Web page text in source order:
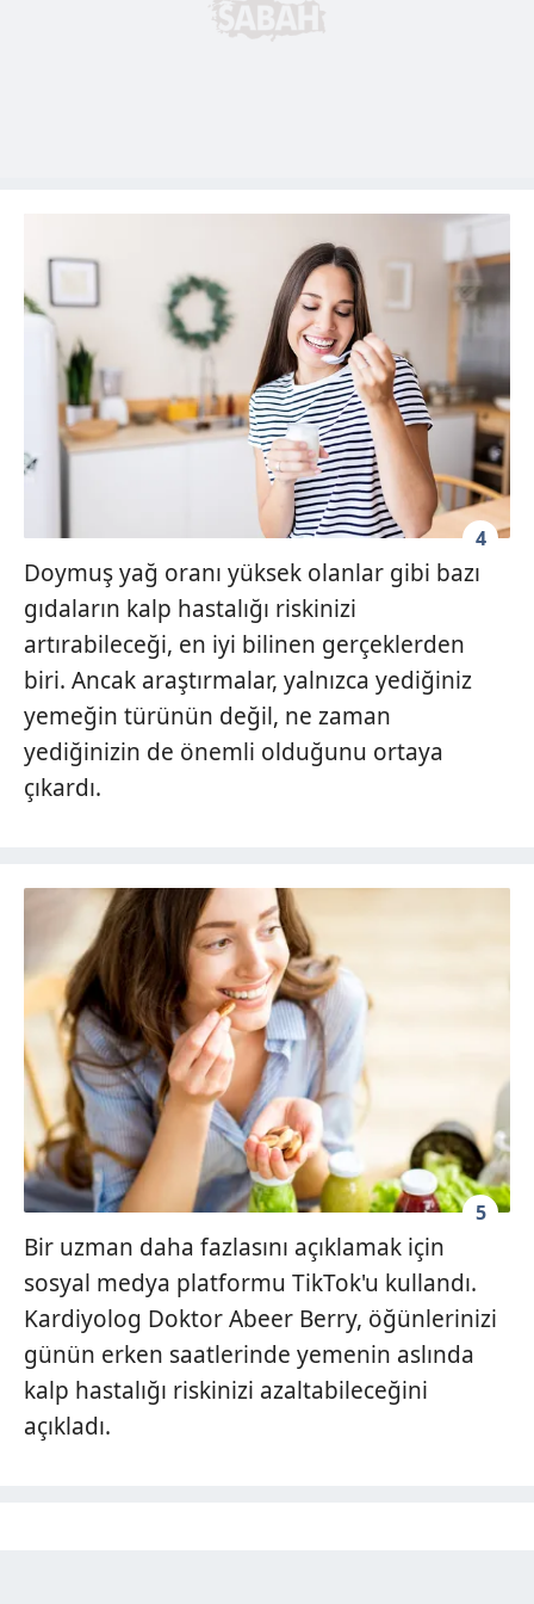
4
Doymuş yağ oranı yüksek olanlar gibi bazı
gıdaların kalp hastalığı riskinizi
artırabileceği, en iyi bilinen gerçeklerden
biri. Ancak araştırmalar, yalnızca yediğiniz
yemeğin türünün değil, ne zaman
yediğinizin de önemli olduğunu ortaya
çıkardı.
5
Bir uzman daha fazlasını açıklamak için
sosyal medya platformu TikTok'u kullandı.
Kardiyolog Doktor Abeer Berry, öğünlerinizi
günün erken saatlerinde yemenin aslında
kalp hastalığı riskinizi azaltabileceğini
açıkladı.